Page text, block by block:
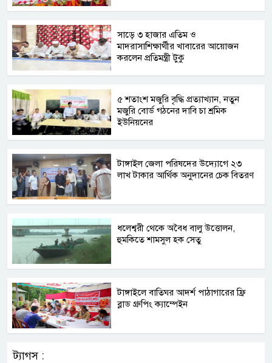
সাড়ে ৩ হাজার এতিম ও
মাদরাসাশিক্ষার্থীর খাবারের আয়োজন
করলেন প্রতিমন্ত্রী টুকু
৫ শতাংশ মজুরি বৃদ্ধি প্রত্যাখ্যান, নতুন
মজুরি বোর্ড গঠনের দাবি চা শ্রমিক
ইউনিয়নের
টাঙ্গাইল জেলা পরিষদের উদ্যোগে ২৩
লাখ টাকার আর্থিক অনুদানের চেক বিতরণ
ধলেশ্বরী থেকে অবৈধ বালু উত্তোলন,
হুমকিতে শামসুল হক সেতু
টাঙ্গাইলে বাতিঘর আদর্শ পাঠাগারের ফ্রি
ব্লাড গ্রুপিং ক্যাম্পেইন
ট্যাগস :